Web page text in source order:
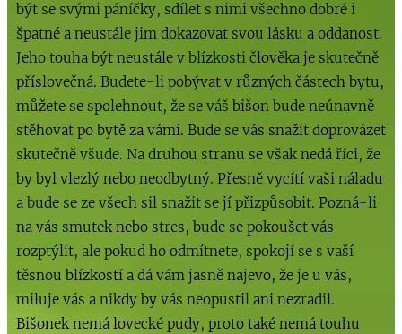
být se svými páníčky, sdílet s nimi všechno dobré i
špatné a neustále jim dokazovat svou lásku a oddanost.
Jeho touha být neustále v blízkosti člověka je skutečně
příslovečná. Budete-li pobývat v různých částech bytu,
můžete se spolehnout, že se váš bišon bude neúnavně
stěhovat po bytě za vámi. Bude se vás snažit doprovázet
skutečně všude. Na druhou stranu se však nedá říci, že
by byl vlezlý nebo neodbytný. Přesně vycítí vaši náladu
a bude se ze všech sil snažit se jí přizpůsobit. Pozná-li
na vás smutek nebo stres, bude se pokoušet vás
rozptýlit, ale pokud ho odmítnete, spokojí se s vaší
těsnou blízkostí a dá vám jasně najevo, že je u vás,
miluje vás a nikdy by vás neopustil ani nezradil.
Bišonek nemá lovecké pudy, proto také nemá touhu